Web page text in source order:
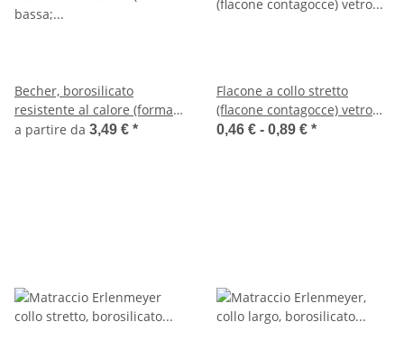
Becher, borosilicato
resistente al calore (forma
bassa; 250/600/1000/2000
a partire da 3,49 € *
Flacone a collo stretto
(flacone contagocce) vetro
ambrato (10/30/50/100/ml)
0,46 € - 0,89 € *